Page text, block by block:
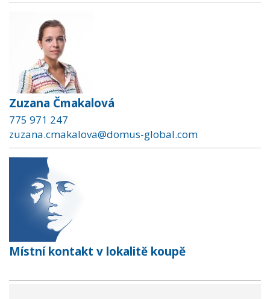
Zuzana Čmakalová
775 971 247
zuzana.cmakalova@domus-global.com
Místní kontakt v lokalitě koupě